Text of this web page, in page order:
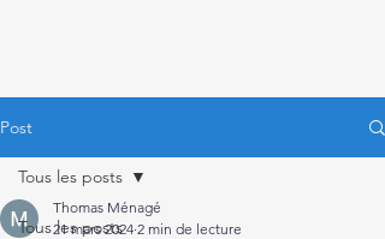
Post
Tous les posts
Tous les posts
Thomas Ménagé
21 mars 2024 2 min de lecture